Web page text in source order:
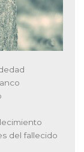
del fallecido